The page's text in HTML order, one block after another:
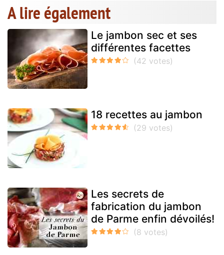
A lire également
Le jambon sec et ses
différentes facettes
18 recettes au jambon
Les secrets de
fabrication du jambon
de Parme enfin dévoilés!